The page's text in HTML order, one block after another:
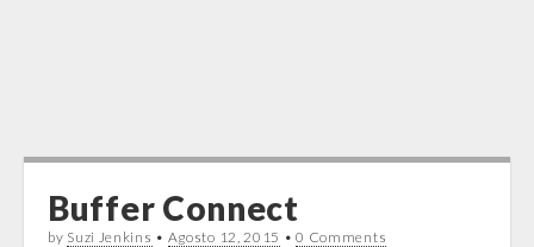
Buffer Connect
by Suzi Jenkins • Agosto 12, 2015 •0 Comments